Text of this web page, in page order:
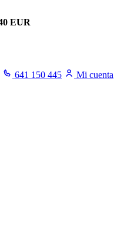
EUR
641 150 445
Mi cuenta